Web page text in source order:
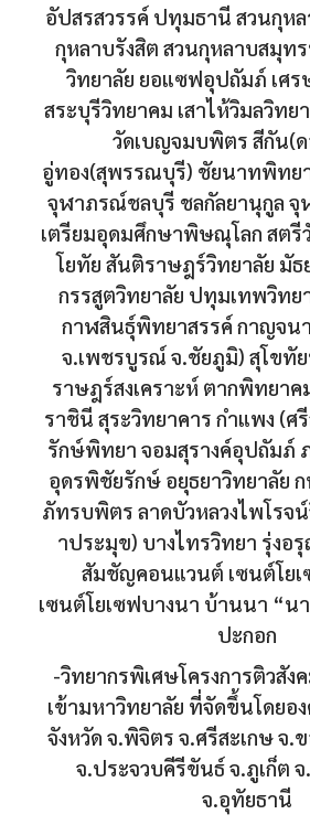
อัปสรสวรรค์ ปทุมธานี สวนกุห
กุหลาบรังสิต สวนกุหลาบสมุท
วิทยาลัย ยอแซฟอุปถัมภ์ เศ
สระบุรีวิทยาคม เสาไห้วิมลวิทย
วัดเบญจมบพิตร สีกัน(ด
อู่ทอง(สุพรรณบุรี) ชัยนาทพิท
จุฬาภรณ์ชลบุรี ชลกัลยานุกูล
เตรียมอุดมศึกษาพิษณุโลก สตรี
โยทัย สันติราษฎร์วิทยาลัย มัธ
กรรสูตวิทยาลัย ปทุมเทพวิทย
กาฬสินธุ์พิทยาสรรค์ กาญจน
จ.เพชรบูรณ์ จ.ชัยภูมิ) สุโขทั
ราษฎร์สงเคราะห์ ตากพิทยา
ราชินี สุระวิทยาคาร กำแพง (ศ
รักษ์พิทยา จอมสุรางค์อุปถัมภ์
อุดรพิชัยรักษ์ อยุธยาวิทยาลัย
ภัทรบพิตร ลาดบัวหลวงไพโรจ
าประมุข) บางไทรวิทยา รุ่งอ
สัมชัญคอนแวนต์ เซนต์โย
เซนต์โยเซฟบางนา บ้านนา “น
ปะกอก
-วิทยากรพิเศษโครงการติวสัง
เข้ามหาวิทยาลัย ที่จัดขึ้นโดยอ
จังหวัด จ.พิจิตร จ.ศรีสะเกษ จ.
จ.ประจวบคีรีขันธ์ จ.ภูเก็ต
จ.อุทัยธานี